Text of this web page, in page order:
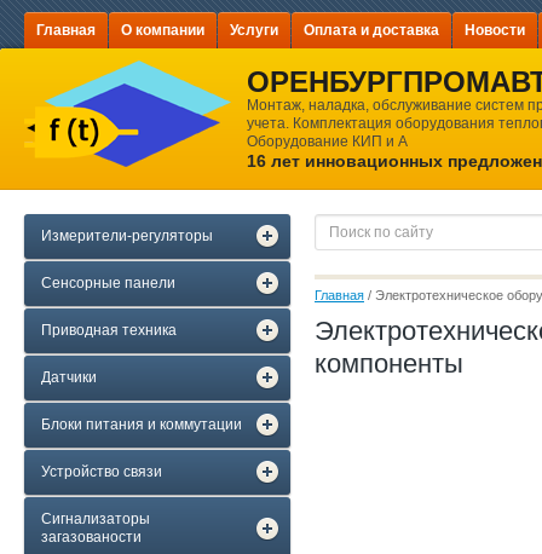
Главная О компании Услуги Оплата и доставка Новости
Монтаж, наладка, обслуживание систем
учета. Комплектация оборудования
Оборудование КИП и А
16 лет инновационных
Измерители-регуляторы
Сенсорные панели
Приводная техника
Датчики
Блоки питания и коммутации
Устройство связи
Сигнализаторы
загазованости
Главная / Электротехническое
компоненты